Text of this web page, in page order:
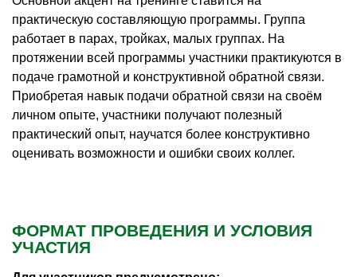
практическую составляющую программы. Группа
работает в парах, тройках, малых группах. На
протяжении всей программы участники практикуются в
подаче грамотной и конструктивной обратной связи.
Приобретая навык подачи обратной связи на своём
личном опыте, участники получают полезный
практический опыт, научатся более конструктивно
оценивать возможности и ошибки своих коллег.
ФОРМАТ ПРОВЕДЕНИЯ И УСЛОВИЯ
УЧАСТИЯ